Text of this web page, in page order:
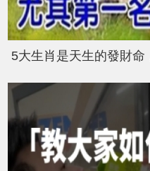
5大生肖是天生的發財命